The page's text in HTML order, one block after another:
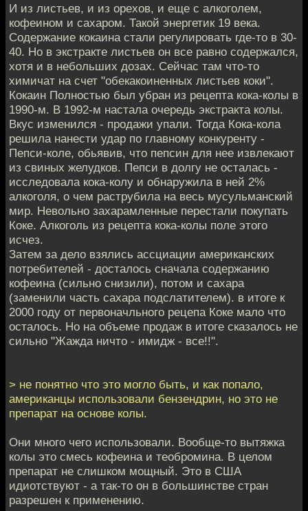
И из листьев, и из орехов, и еще с алкоголем,
кофеином и сахаром. Такой энергетик 19 века.
Содержание кокаина стали регулировать где-то в 30-
40. Но в экстракте листьев он все равно содержался,
хотя и в небольших дозах. Сейчас там что-то
химичат на счет "обекакоиненных листьев коки".
Кокаин Полностью был убран из рецепта кока-колы в
1990-м. В 1992-м настала очередь экстракта колы.
Вкус изменился - продажи упали. Тогда Кока-кола
решила нанести удар по главному конкуренту -
Пепси-коле, обьявив, что пепсин для нее извлекают
из свиных желудков. Пепси в долгу не осталась -
исследовала кока-колу и обнаружила в ней 2%
алкоголя, о чем раструбила на весь мусульманский
мир. Невольно захарамленные перестали покупать
Коке. Алкоголь из рецепта кока-колы поле этого
исчез.
Затем за дело взялись ассциации американских
потребителей - досталось сначала содержанию
кофеина (сильно снизили), потом и сахара
(заменили часть сахара подслатителем). в итоге к
2000 году от первоначльного рецепа Коке мало что
осталось. Но на объеме продаж в итоге сказалось не
сильно "Жажда ничто - имидж - все!!".
> не понятно что это могло быть, и как попало,
американцы использовали бензендрин, но это не
препарат на основе колы.
Они много чего использовали. Вообще-то вытяжка
колы это смесь кофеина и теобромина. В целом
препарат не слишком мощный. Это в США
идиотствуют - а так-то он в большинстве стран
разрешен к применению.